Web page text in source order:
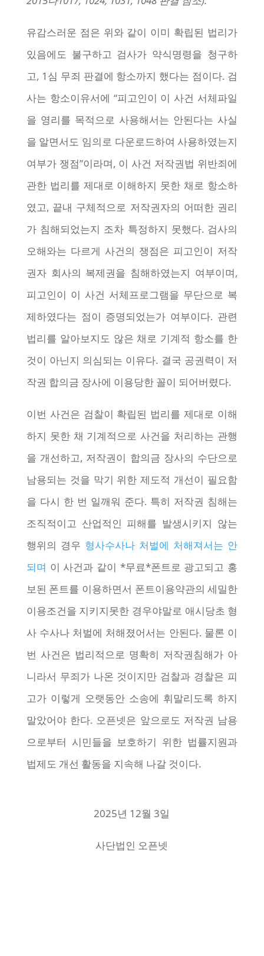
유감스러운 점은 위와 같이 이미 확립된 법리가
있음에도 불구하고 검사가 약식명령을 청구하
고, 1심 무죄 판결에 항소까지 했다는 점이다. 검
사는 항소이유서에 “피고인이 이 사건 서체파일
을 영리를 목적으로 사용해서는 안된다는 사실
을 알면서도 임의로 다운로드하여 사용하였는지
여부가 쟁점”이라며, 이 사건 저작권법 위반죄에
관한 법리를 제대로 이해하지 못한 채로 항소하
였고, 끝내 구체적으로 저작권자의 어떠한 권리
가 침해되었는지 조차 특정하지 못했다. 검사의
오해와는 다르게 사건의 쟁점은 피고인이 저작
권자 회사의 복제권을 침해하였는지 여부이며,
피고인이 이 사건 서체프로그램을 무단으로 복
제하였다는 점이 증명되었는가 여부이다. 관련
법리를 알아보지도 않은 채로 기계적 항소를 한
것이 아닌지 의심되는 이유다. 결국 공권력이 저
작권 합의금 장사에 이용당한 꼴이 되어버렸다.
이번 사건은 검찰이 확립된 법리를 제대로 이해
하지 못한 채 기계적으로 사건을 처리하는 관행
을 개선하고, 저작권이 합의금 장사의 수단으로
남용되는 것을 막기 위한 제도적 개선이 필요함
을 다시 한 번 일깨워 준다. 특히 저작권 침해는
조직적이고 산업적인 피해를 발생시키지 않는
행위의 경우 형사수사나 처벌에 처해져서는 안
되며 이 사건과 같이 *무료*폰트로 광고되고 홍
보된 폰트를 이용하면서 폰트이용약관의 세밀한
이용조건을 지키지못한 경우야말로 애시당초 형
사 수사나 처벌에 처해졌어서는 안된다. 물론 이
번 사건은 법리적으로 명확히 저작권침해가 아
니라서 무죄가 나온 것이지만 검찰과 경찰은 피
고가 이렇게 오랫동안 소송에 휘말리도록 하지
말았어야 한다. 오픈넷은 앞으로도 저작권 남용
으로부터 시민들을 보호하기 위한 법률지원과
법제도 개선 활동을 지속해 나갈 것이다.
2025년 12월 3일
사단법인 오픈넷